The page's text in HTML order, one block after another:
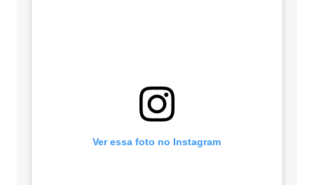
Ver essa foto no Instagram